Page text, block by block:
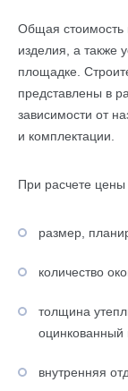
Общая стоимость
изделия, а также
площадке.
представлены в
зависимости от
и комплектации.
При расчете
размер,
количество
толщина
оцинкованный
внутренняя